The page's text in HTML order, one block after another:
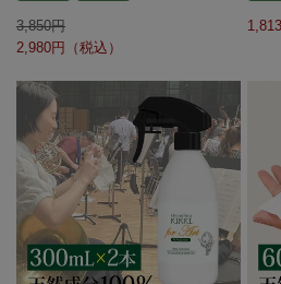
3,850
2,980
1,813